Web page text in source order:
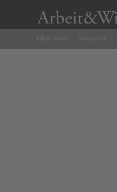
Über A&W Redaktion